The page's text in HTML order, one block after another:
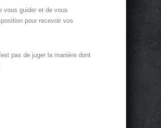
vous guider et de vous
pour recevoir vos
pas de juger la manière dont